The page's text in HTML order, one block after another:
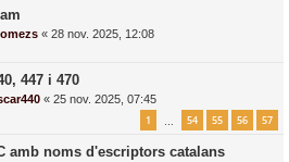
« 28 nov. 2025, 12:08
447 i 470
« 25 nov. 2025, 07:45
1 54 55 56 57
amb noms d'escriptors catalans